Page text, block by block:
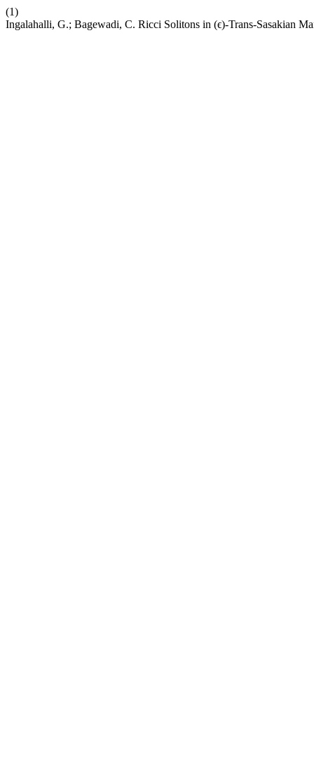
(1)
Ingalahalli, G.; Bagewadi, C. Ricci Solitons in (ϵ)-Trans-Sasakian